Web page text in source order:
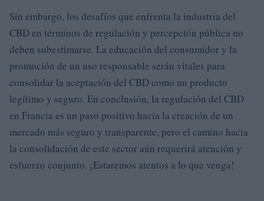
Sin embargo, los desafíos que enfrenta la industria del
CBD en términos de regulación y percepción pública no
deben subestimarse. La educación del consumidor y la
promoción de un uso responsable serán vitales para
consolidar la aceptación del CBD como un producto
legítimo y seguro. En conclusión, la regulación del CBD
en Francia es un paso positivo hacia la creación de un
mercado más seguro y transparente, pero el camino hacia
la consolidación de este sector aún requerirá atención y
esfuerzo conjunto. ¡Estaremos atentos a lo que venga!